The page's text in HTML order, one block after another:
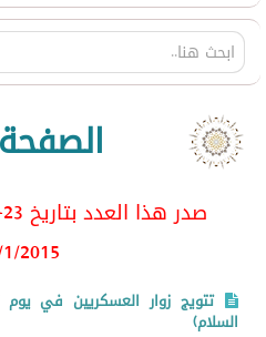
/2015
تتويج زوار العسكريين في يوم
السلام)